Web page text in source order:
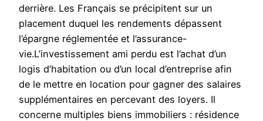
derrière. Les Français se précipitent sur un
placement duquel les rendements dépassent
l’épargne réglementée et l’assurance-
vie.L’investissement ami perdu est l’achat d’un
logis d’habitation ou d’un local d’entreprise afin
de le mettre en location pour gagner des salaires
supplémentaires en percevant des loyers. Il
concerne multiples biens immobiliers : résidence